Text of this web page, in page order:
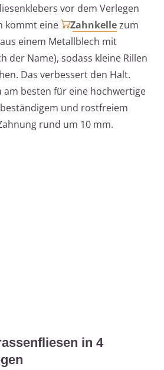
vor dem Verlegen
kommt eine
Zahnkellezum
einem Metallblech mit
der Name), sodass kleine Rillen
Das verbessert den Halt.
am besten für eine hochwertige
und rostfreiem
rund um 10 mm.
in 4